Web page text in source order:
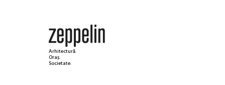
Arhitectură.
Oraș.
Societate.